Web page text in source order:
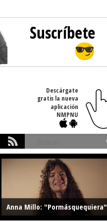
Descárgate
gratis la nueva
aplicación
NMPNU
Buscar
Anna Millo: "Pormásquequiera"